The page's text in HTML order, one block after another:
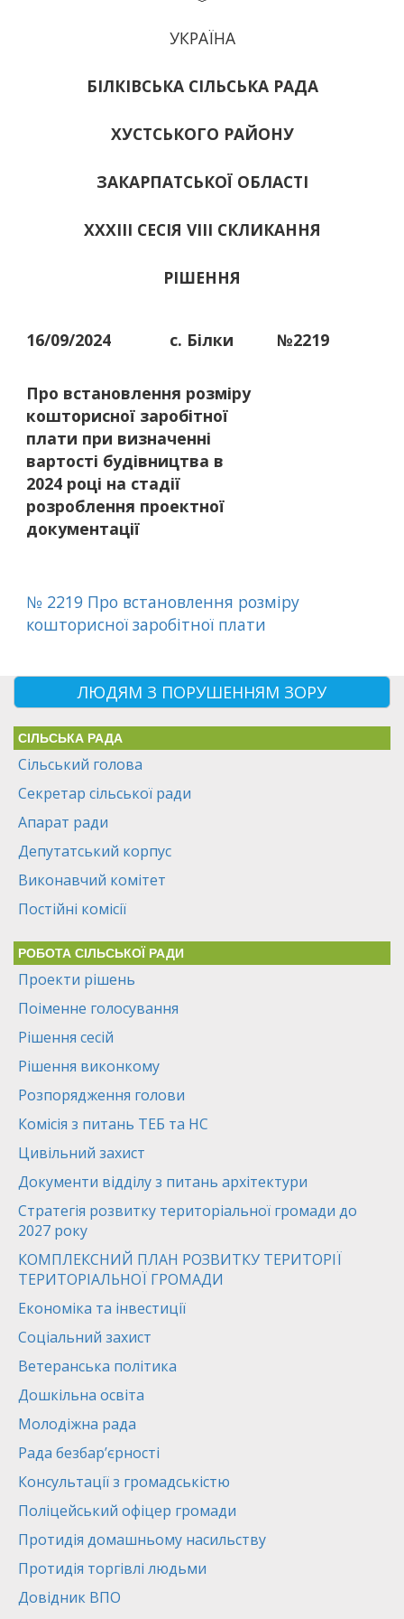
УКРАЇНА
БІЛКІВСЬКА СІЛЬСЬКА РАДА
ХУСТСЬКОГО РАЙОНУ
ЗАКАРПАТСЬКОЇ ОБЛАСТІ
ХХХІІІ СЕСІЯ VIII СКЛИКАННЯ
РІШЕННЯ
16/09/2024 с. Білки №2219
Про встановлення розміру
кошторисної заробітної
плати при визначенні
вартості будівництва в
2024 році на стадії
розроблення проектної
документації
№ 2219 Про встановлення розміру
кошторисної заробітної плати
ЛЮДЯМ З ПОРУШЕННЯМ ЗОРУ
СІЛЬСЬКА РАДА
Сільський голова
Секретар сільської ради
Апарат ради
Депутатський корпус
Виконавчий комітет
Постійні комісії
РОБОТА СІЛЬСЬКОЇ РАДИ
Проекти рішень
Поіменне голосування
Рішення сесій
Рішення виконкому
Розпорядження голови
Комісія з питань ТЕБ та НС
Цивільний захист
Документи відділу з питань архітектури
Стратегія розвитку територіальної громади до
2027 року
КОМПЛЕКСНИЙ ПЛАН РОЗВИТКУ ТЕРИТОРІЇ
ТЕРИТОРІАЛЬНОЇ ГРОМАДИ
Економіка та інвестиції
Соціальний захист
Ветеранська політика
Дошкільна освіта
Молодіжна рада
Рада безбар’єрності
Консультації з громадськістю
Поліцейський офіцер громади
Протидія домашньому насильству
Протидія торгівлі людьми
Довідник ВПО